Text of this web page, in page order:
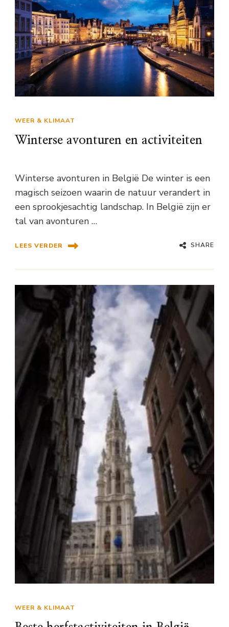
WEER & KLIMAAT
Winterse avonturen en activiteiten
Winterse avonturen in België De winter is een
magisch seizoen waarin de natuur verandert in
een sprookjesachtig landschap. In België zijn er
tal van avonturen …
LEES VERDER SHARE
WEER & KLIMAAT